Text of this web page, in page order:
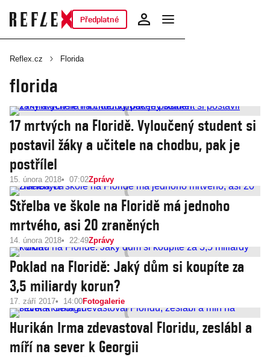
Předplatné
Reflex.cz Florida
florida
17 mrtvých na Floridě. Vyloučený student si
postavil žáky a učitele na chodbu, pak je
postřílel
15. února 2018 07:02Zprávy
Střelba ve škole na Floridě má jednoho
mrtvého, asi 20 zraněných
14. února 2018 22:49Zprávy
Poklad na Floridě: Jaký dům si koupíte za
3,5 miliardy korun?
17. září 2017 14:00Fotogalerie
Hurikán Irma zdevastoval Floridu, zeslábl a
míří na sever k Georgii